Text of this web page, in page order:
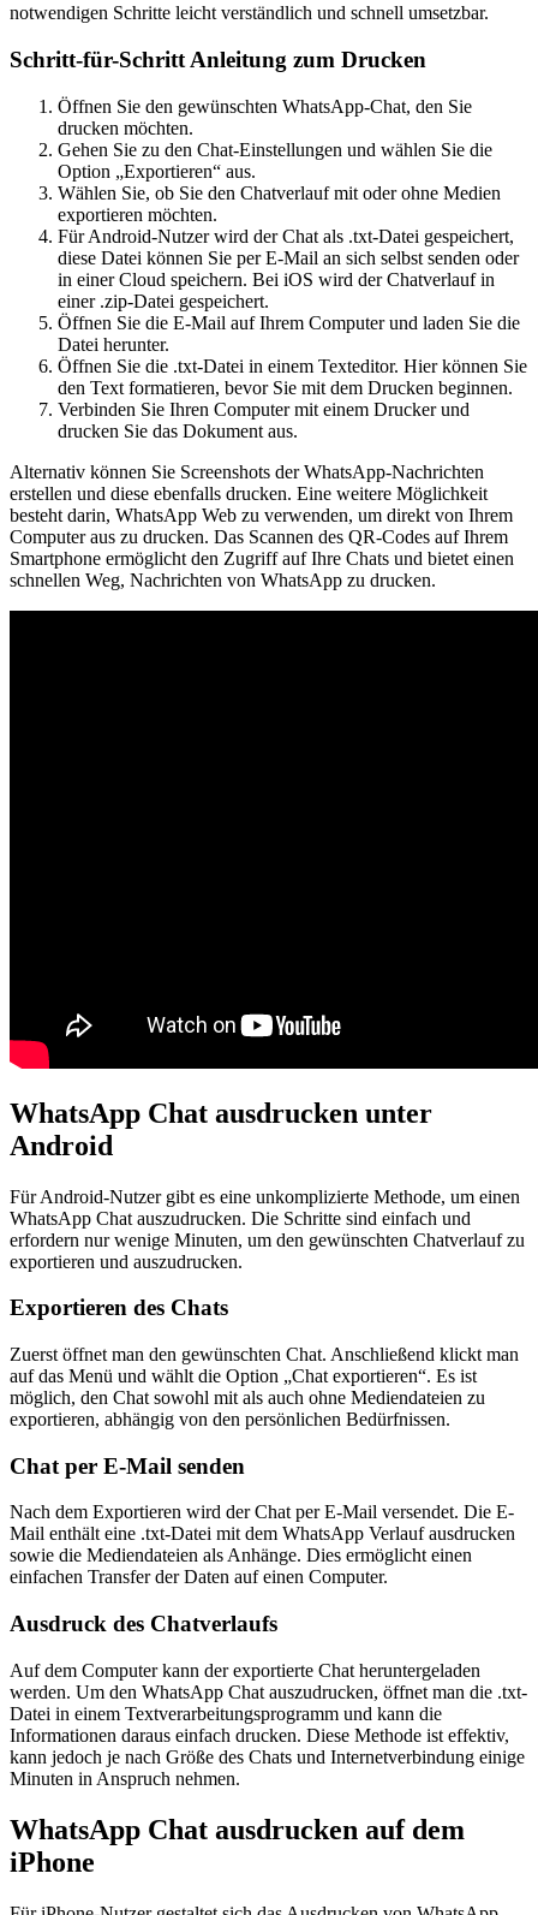
notwendigen Schritte leicht verständlich und schnell umsetzbar.
Schritt-für-Schritt Anleitung zum Drucken
Öffnen Sie den gewünschten WhatsApp-Chat, den Sie
drucken möchten.
Gehen Sie zu den Chat-Einstellungen und wählen Sie die
Option „Exportieren“ aus.
Wählen Sie, ob Sie den Chatverlauf mit oder ohne Medien
exportieren möchten.
Für Android-Nutzer wird der Chat als .txt-Datei gespeichert,
diese Datei können Sie per E-Mail an sich selbst senden oder
in einer Cloud speichern. Bei iOS wird der Chatverlauf in
einer .zip-Datei gespeichert.
Öffnen Sie die E-Mail auf Ihrem Computer und laden Sie die
Datei herunter.
Öffnen Sie die .txt-Datei in einem Texteditor. Hier können Sie
den Text formatieren, bevor Sie mit dem Drucken beginnen.
Verbinden Sie Ihren Computer mit einem Drucker und
drucken Sie das Dokument aus.
Alternativ können Sie Screenshots der WhatsApp-Nachrichten
erstellen und diese ebenfalls drucken. Eine weitere Möglichkeit
besteht darin, WhatsApp Web zu verwenden, um direkt von Ihrem
Computer aus zu drucken. Das Scannen des QR-Codes auf Ihrem
Smartphone ermöglicht den Zugriff auf Ihre Chats und bietet einen
schnellen Weg, Nachrichten von WhatsApp zu drucken.
WhatsApp Chat ausdrucken unter
Android
Für Android-Nutzer gibt es eine unkomplizierte Methode, um einen
WhatsApp Chat auszudrucken. Die Schritte sind einfach und
erfordern nur wenige Minuten, um den gewünschten Chatverlauf zu
exportieren und auszudrucken.
Exportieren des Chats
Zuerst öffnet man den gewünschten Chat. Anschließend klickt man
auf das Menü und wählt die Option „Chat exportieren“. Es ist
möglich, den Chat sowohl mit als auch ohne Mediendateien zu
exportieren, abhängig von den persönlichen Bedürfnissen.
Chat per E-Mail senden
Nach dem Exportieren wird der Chat per E-Mail versendet. Die E-
Mail enthält eine .txt-Datei mit dem WhatsApp Verlauf ausdrucken
sowie die Mediendateien als Anhänge. Dies ermöglicht einen
einfachen Transfer der Daten auf einen Computer.
Ausdruck des Chatverlaufs
Auf dem Computer kann der exportierte Chat heruntergeladen
werden. Um den WhatsApp Chat auszudrucken, öffnet man die .txt-
Datei in einem Textverarbeitungsprogramm und kann die
Informationen daraus einfach drucken. Diese Methode ist effektiv,
kann jedoch je nach Größe des Chats und Internetverbindung einige
Minuten in Anspruch nehmen.
WhatsApp Chat ausdrucken auf dem
iPhone